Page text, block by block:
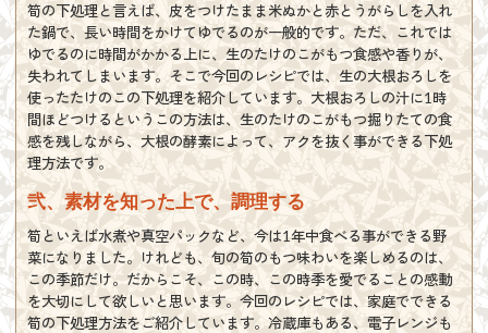
筍の下処理と言えば、皮をつけたまま米ぬかと赤とうがらしを入れ
た鍋で、長い時間をかけてゆでるのが一般的です。ただ、これでは
ゆでるのに時間がかかる上に、生のたけのこがもつ食感や香りが、
失われてしまいます。そこで今回のレシピでは、生の大根おろしを
使ったたけのこの下処理を紹介しています。大根おろしの汁に1時
間ほどつけるというこの方法は、生のたけのこがもつ掘りたての食
感を残しながら、大根の酵素によって、アクを抜く事ができる下処
理方法です。
弐、素材を知った上で、調理する
筍といえば水煮や真空パックなど、今は1年中食べる事ができる野
菜になりました。けれども、旬の筍のもつ味わいを楽しめるのは、
この季節だけ。だからこそ、この時、この時季を愛でることの感動
を大切にして欲しいと思います。今回のレシピでは、家庭でできる
筍の下処理方法をご紹介しています。冷蔵庫もある、電子レンジも